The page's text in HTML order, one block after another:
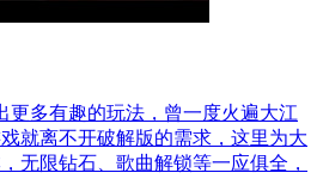
更多有趣的玩法，曾一度火遍大江
就离不开破解版的需求，这里为大
无限钻石、歌曲解锁等一应俱全，